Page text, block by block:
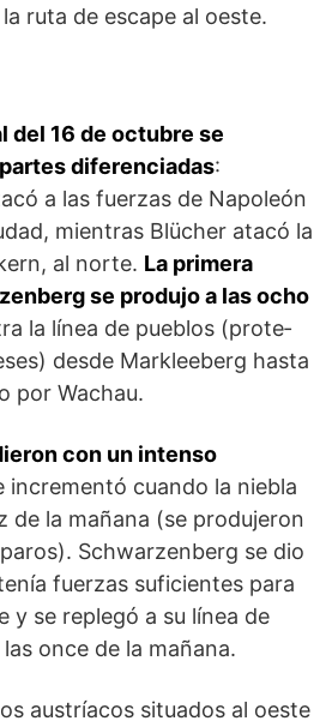
ruta de escape al oeste.
del 16 de octubre se
diferenciadas:
a las fuerzas de Napoleón
mientras Blücher atacó la
al norte. La primera
se produjo a las ocho
la línea de pueblos (prote­
desde Markleeberg hasta
por Wachau.
con un intenso
incrementó cuan­do la niebla
de la mañana (se pro­dujeron
Schwarzenberg se dio
fuerzas suficientes para
y se replegó a su línea de
once de la mañana.
austríacos si­tuados al oeste